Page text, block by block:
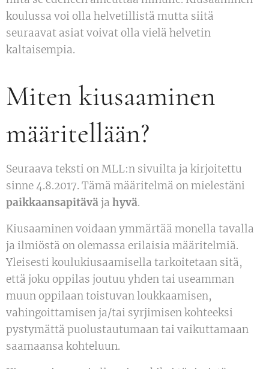
koulussa voi olla helvetillistä mutta siitä
seuraavat asiat voivat olla vielä helvetin
kaltaisempia.
Miten kiusaaminen
määritellään?
Seuraava teksti on MLL:n sivuilta ja kirjoitettu
sinne 4.8.2017. Tämä määritelmä on mielestäni
paikkaansapitäväja hyvä.
Kiusaaminen voidaan ymmärtää monella tavalla
ja ilmiöstä on olemassa erilaisia määritelmiä.
Yleisesti koulukiusaamisella tarkoitetaan sitä,
että joku oppilas joutuu yhden tai useamman
muun oppilaan toistuvan loukkaamisen,
vahingoittamisen ja/tai syrjimisen kohteeksi
pystymättä puolustautumaan tai vaikuttamaan
saamaansa kohteluun.